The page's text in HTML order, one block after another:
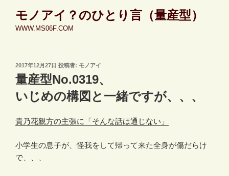
モノアイ？のひとり言（量産型）
WWW.MS06F.COM
投
稿
日:
2017年12月27日 投稿者: モノアイ
量産型No.0319、
いじめの構図と一緒ですが、、、
貴乃花親方の主張に「そんな話は通じない」
小学生の息子が、怪我をして帰って来た全身が傷だらけ
で、、、